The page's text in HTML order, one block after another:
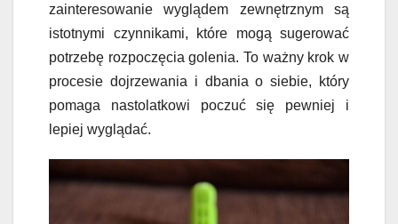
zainteresowanie wyglądem zewnętrznym są
istotnymi czynnikami, które mogą sugerować
potrzebę rozpoczęcia golenia. To ważny krok w
procesie dojrzewania i dbania o siebie, który
pomaga nastolatkowi poczuć się pewniej i
lepiej wyglądać.